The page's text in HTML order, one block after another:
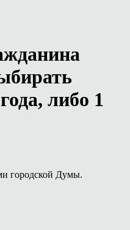
либо 1
городской Думы.